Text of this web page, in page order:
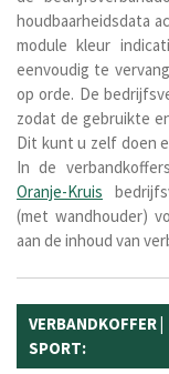
houdbaarheidsdata
module kleur
eenvoudig te
op orde. De
zodat de gebruikte
Dit kunt u zelf doen
In de
Oranje-Kruis
(met wandhouder)
aan de inhoud van
VERBANDKOFFER |
SPORT: